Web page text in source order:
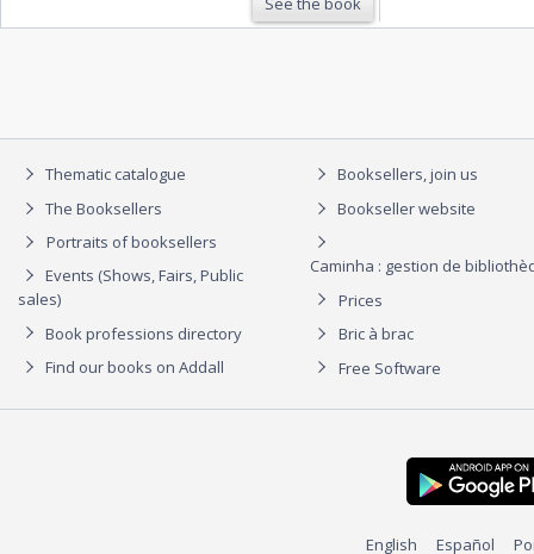
Thematic catalogue
The Booksellers
Portraits of booksellers
Events (Shows, Fairs, Public
sales)
Book professions directory
Find our books on Addall
Booksellers, join us
Bookseller website
Caminha : gestion de
Prices
Bric à brac
Free Software
English Español